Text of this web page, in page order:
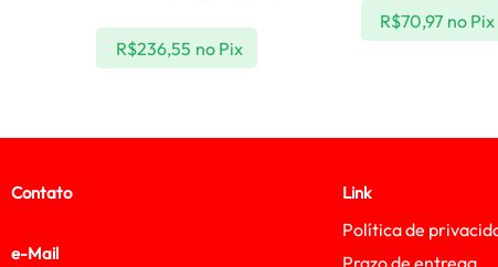
R$236,55 no Pix
R$70,97 no Pix
Contato
e-Mail
Link
Política de